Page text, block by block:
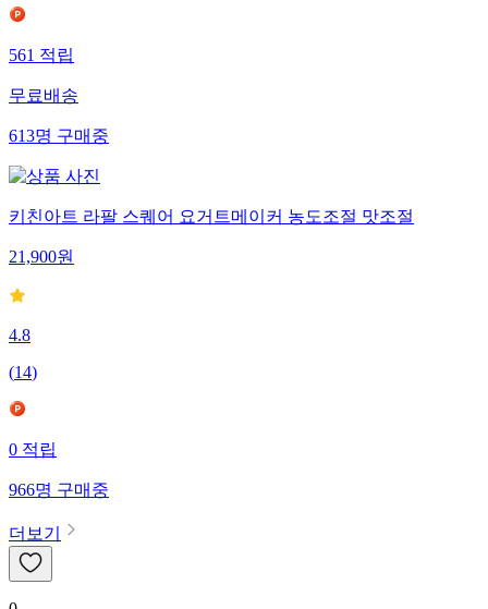
561적립
무료배송
613명구매중
키친아트 라팔 스퀘어 요거트메이커 농도조절 맛조절
21,900원
4.8
(14)
0적립
966명구매중
더보기